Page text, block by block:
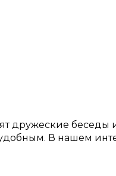
дружеские беседы
В нашем